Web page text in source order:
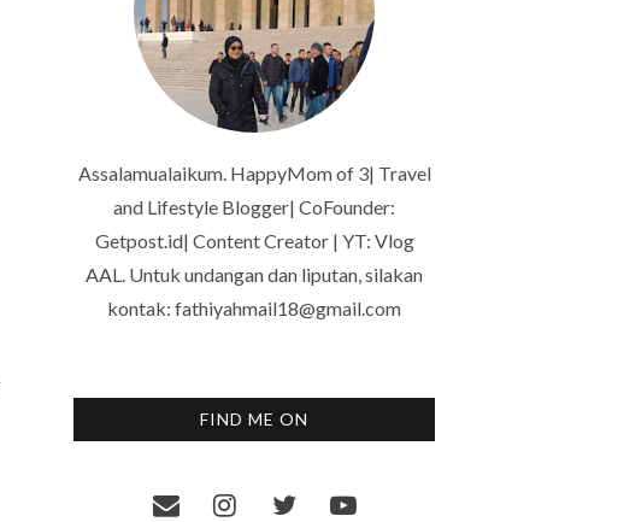
Assalamualaikum. HappyMom of 3| Travel
and Lifestyle Blogger| CoFounder:
Getpost.id| Content Creator | YT: Vlog
AAL. Untuk undangan dan liputan, silakan
kontak: fathiyahmail18@gmail.com
FIND ME ON